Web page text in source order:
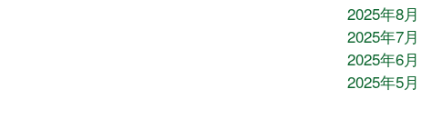
2025年8月
2025年7月
2025年6月
2025年5月